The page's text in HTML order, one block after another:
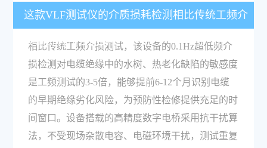
这款VLF测试仪的介质损耗检测相比传统工频介
损测试有什么优势？
相比传统工频介损测试，该设备的0.1Hz超低频介
损检测对电缆绝缘中的水树、热老化缺陷的敏感度
是工频测试的3-5倍，能够提前6-12个月识别电缆
的早期绝缘劣化风险，为预防性检修提供充足的时
间窗口。设备搭载的高精度数字电桥采用抗干扰算
法，不受现场杂散电容、电磁环境干扰，测试重复